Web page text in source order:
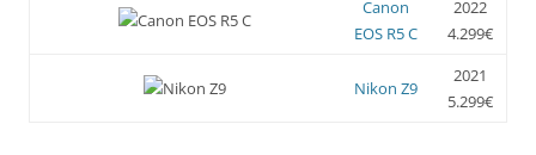
Canon
EOS R5 C
2022
4.299€
Nikon Z9
2021
5.299€